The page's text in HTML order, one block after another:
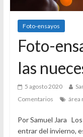
Foto-ensayos
Foto-
las
5 agosto 2020
Comentarios
área
Por Samuel Jara
entrar del invierno,